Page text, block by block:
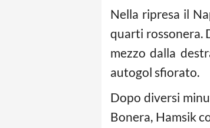
Nella ripresa il
quarti rossonera.
mezzo dalla
autogol sfiorato.
Dopo diversi
Bonera, Hamsik